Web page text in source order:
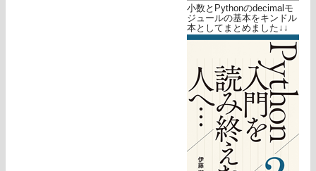
小数とPythonのdecimalモ
ジュールの基本をキンドル
本としてまとめました↓↓